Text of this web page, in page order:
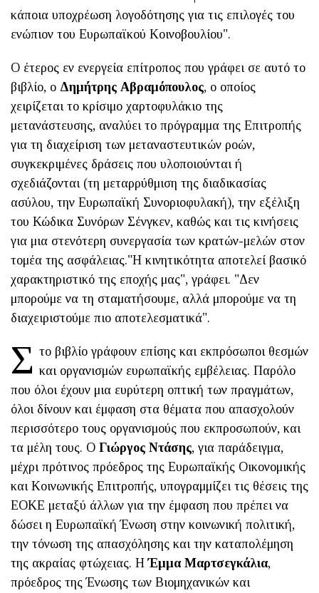
κάποια υποχρέωση λογοδότησης για τις επιλογές του
ενώπιον του Ευρωπαϊκού Κοινοβουλίου".
Ο έτερος εν ενεργεία επίτροπος που γράφει σε αυτό το
βιβλίο, ο Δημήτρης Αβραμόπουλος, ο οποίος
χειρίζεται το κρίσιμο χαρτοφυλάκιο της
μετανάστευσης, αναλύει το πρόγραμμα της Eπιτροπής
για τη διαχείριση των μεταναστευτικών ροών,
συγκεκριμένες δράσεις που υλοποιούνται ή
σχεδιάζονται (τη μεταρρύθμιση της διαδικασίας
ασύλου, την Ευρωπαϊκή Συνοριοφυλακή), την εξέλιξη
του Κώδικα Συνόρων Σένγκεν, καθώς και τις κινήσεις
για μια στενότερη συνεργασία των κρατών-μελών στον
τομέα της ασφάλειας."Η κινητικότητα αποτελεί βασικό
χαρακτηριστικό της εποχής μας", γράφει. "Δεν
μπορούμε να τη σταματήσουμε, αλλά μπορούμε να τη
διαχειριστούμε πιο αποτελεσματικά".
Σ το βιβλίο γράφουν επίσης και εκπρόσωποι θεσμών
και οργανισμών ευρωπαϊκής εμβέλειας. Παρόλο
που όλοι έχουν μια ευρύτερη οπτική των πραγμάτων,
όλοι δίνουν και έμφαση στα θέματα που απασχολούν
περισσότερο τους οργανισμούς που εκπροσωπούν, και
τα μέλη τους. Ο Γιώργος Ντάσης, για παράδειγμα,
μέχρι πρότινος πρόεδρος της Ευρωπαϊκής Οικονομικής
και Κοινωνικής Επιτροπής, υπογραμμίζει τις θέσεις της
ΕΟΚΕ μεταξύ άλλων για την έμφαση που πρέπει να
δώσει η Ευρωπαϊκή Ένωση στην κοινωνική πολιτική,
την τόνωση της απασχόλησης και την καταπολέμηση
της ακραίας φτώχειας. ΗΈμμα Μαρτσεγκάλια,
πρόεδρος της Ένωσης των Βιομηχανικών και